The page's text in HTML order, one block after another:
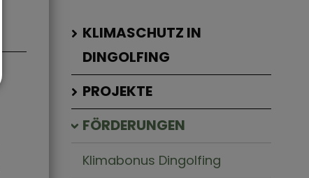
KLIMASCHUTZ IN
DINGOLFING
PROJEKTE
FÖRDERUNGEN
Klimabonus Dingolfing